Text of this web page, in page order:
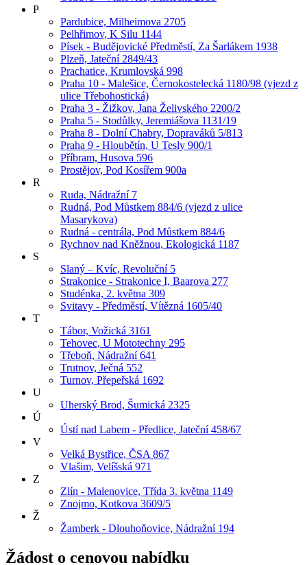
P
Pardubice, Milheimova 2705
Pelhřimov, K Silu 1144
Písek - Budějovické Předměstí, Za Šarlákem 1938
Plzeň, Jateční 2849/43
Prachatice, Krumlovská 998
Praha 10 - Malešice, Černokostelecká 1180/98 (vjezd z
ulice Třebohostická)
Praha 3 - Žižkov, Jana Želivského 2200/2
Praha 5 - Stodůlky, Jeremiášova 1131/19
Praha 8 - Dolní Chabry, Dopraváků 5/813
Praha 9 - Hloubětín, U Tesly 900/1
Příbram, Husova 596
Prostějov, Pod Kosířem 900a
R
Ruda, Nádražní 7
Rudná, Pod Můstkem 884/6 (vjezd z ulice
Masarykova)
Rudná - centrála, Pod Můstkem 884/6
Rychnov nad Kněžnou, Ekologická 1187
S
Slaný – Kvíc, Revoluční 5
Strakonice - Strakonice I, Baarova 277
Studénka, 2. května 309
Svitavy - Předměstí, Vítězná 1605/40
T
Tábor, Vožická 3161
Tehovec, U Mototechny 295
Třeboň, Nádražní 641
Trutnov, Ječná 552
Turnov, Přepeřská 1692
U
Uherský Brod, Šumická 2325
Ú
Ústí nad Labem - Předlice, Jateční 458/67
V
Velká Bystřice, ČSA 867
Vlašim, Velíšská 971
Z
Zlín - Malenovice, Třída 3. května 1149
Znojmo, Kotkova 3609/5
Ž
Žamberk - Dlouhoňovice, Nádražní 194
Žádost o cenovou nabídku